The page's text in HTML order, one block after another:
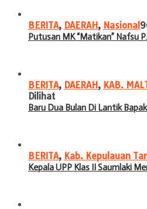
BERITA, DAERAH, Nasional
Putusan MK “Matikan” Nafsu
BERITA, DAERAH, KAB.
Dilihat
Baru Dua Bulan Di Lantik
BERITA, Kab. Kepulauan
Kepala UPP Klas II Saumlaki